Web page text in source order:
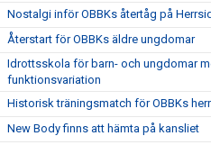
Nostalgi inför OBBKs återtåg på
Återstart för OBBKs äldre ungdomar
Idrottsskola för barn- och ungdomar
funktionsvariation
Historisk träningsmatch för OBBKs
New Body finns att hämta på kansliet